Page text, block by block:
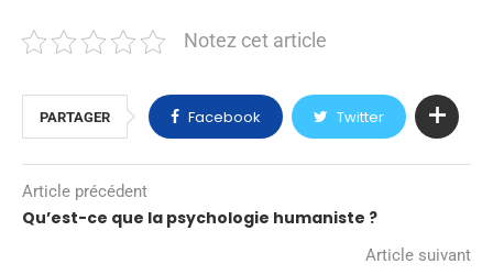
Notez cet article
PARTAGER Facebook Twitter
Article précédent
Qu’est-ce que la psychologie humaniste ?
Article suivant